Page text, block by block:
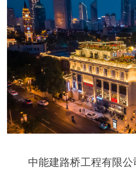
中能建路桥工程有限公